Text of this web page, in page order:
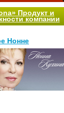
Продукт и
компании
Нонне